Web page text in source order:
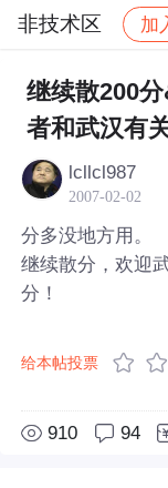
非技术区 加
社区 非技术区
继续散200
者和武汉有
lcllcl987
2007-02-02
分多没地方用。
继续散分，欢迎
分！
给本帖投票
910 94